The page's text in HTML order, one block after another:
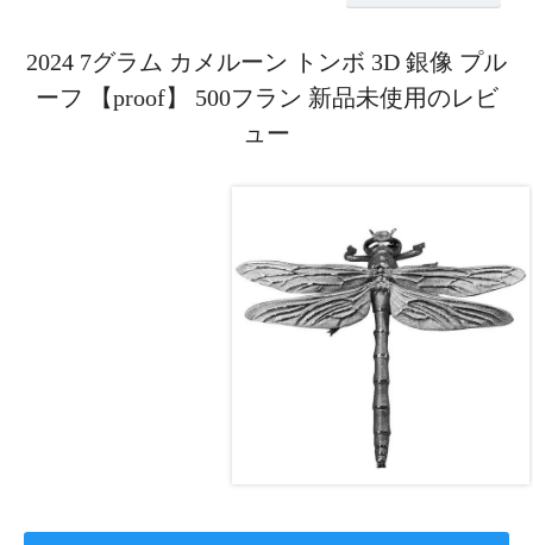
2024 7グラム カメルーン トンボ 3D 銀像 プル
ーフ 【proof】 500フラン 新品未使用のレビ
ュー